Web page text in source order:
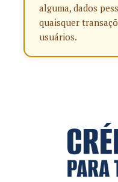
alguma, dados
quaisquer
usuários.